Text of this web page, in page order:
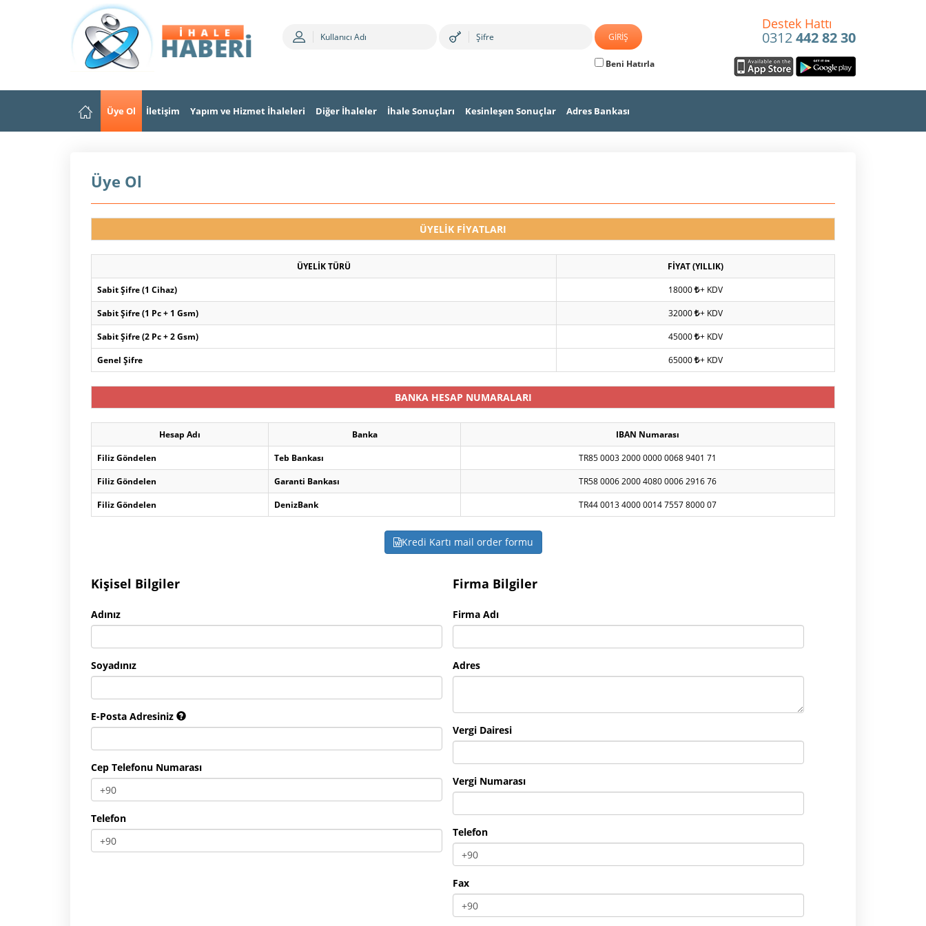
Beni Hatırla
Destek Hattı
0312442 82 30
Üye Ol İletişim Yapım ve Hizmet İhaleleri Diğer İhaleler İhale Sonuçları Kesinleşen Sonuçlar Adres Bankası
Üye Ol
ÜYELİK FİYATLARI
ÜYELİK TÜRÜ
FİYAT (YILLIK)
Sabit Şifre (1 Cihaz)
18000 + KDV
Sabit Şifre (1 Pc + 1 Gsm)
32000 + KDV
Sabit Şifre (2 Pc + 2 Gsm)
45000 + KDV
Genel Şifre
65000 + KDV
BANKA HESAP NUMARALARI
Hesap Adı Banka
IBAN Numarası
Filiz Göndelen
Teb Bankası
TR85 0003 2000 0000 0068 9401 71
Filiz Göndelen
Garanti Bankası
TR58 0006 2000 4080 0006 2916 76
Filiz Göndelen
DenizBank TR44 0013 4000 0014 7557 8000 07
Kredi Kartı mail order formu
Kişisel Bilgiler
Adınız
Soyadınız
E-Posta Adresiniz
Cep Telefonu Numarası
Telefon
Firma Bilgiler
Firma Adı
Adres
Vergi Dairesi
Vergi Numarası
Telefon
Fax